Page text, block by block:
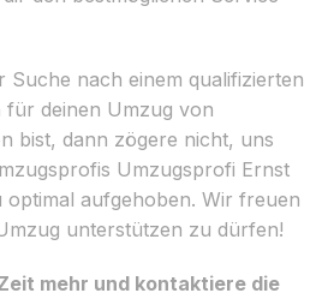
Suche nach einem qualifizierten
deinen Umzug von
bist, dann zögere nicht, uns
Umzugsprofi Ernst
optimal aufgehoben. Wir freuen
unterstützen zu dürfen!
mehr und kontaktiere die